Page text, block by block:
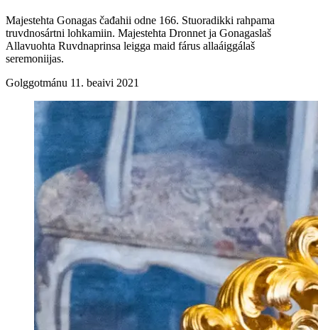
Majestehta Gonagas čađahii odne 166. Stuoradikki rahpama
truvdnosártni lohkamiin. Majestehta Dronnet ja Gonagaslaš
Allavuohta Ruvdnaprinsa leigga maid fárus allaáiggálaš
seremoniijas.
Golggotmánu 11. beaivi 2021